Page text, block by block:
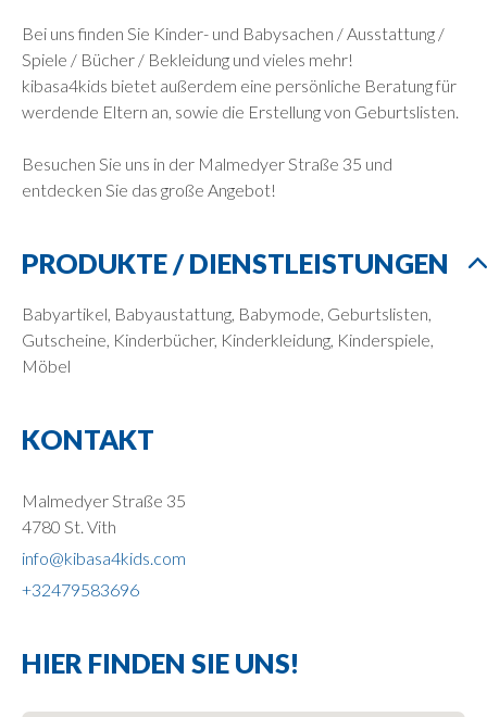
Bei uns finden Sie Kinder- und Babysachen / Ausstattung /
Spiele / Bücher / Bekleidung und vieles mehr!
kibasa4kids bietet außerdem eine persönliche Beratung für
werdende Eltern an, sowie die Erstellung von Geburtslisten.
Besuchen Sie uns in der Malmedyer Straße 35 und
entdecken Sie das große Angebot!
PRODUKTE / DIENSTLEISTUNGEN
Babyartikel, Babyaustattung, Babymode, Geburtslisten,
Gutscheine, Kinderbücher, Kinderkleidung, Kinderspiele,
Möbel
KONTAKT
Malmedyer Straße 35
4780 St. Vith
info@kibasa4kids.com
+32479583696
HIER FINDEN SIE UNS!